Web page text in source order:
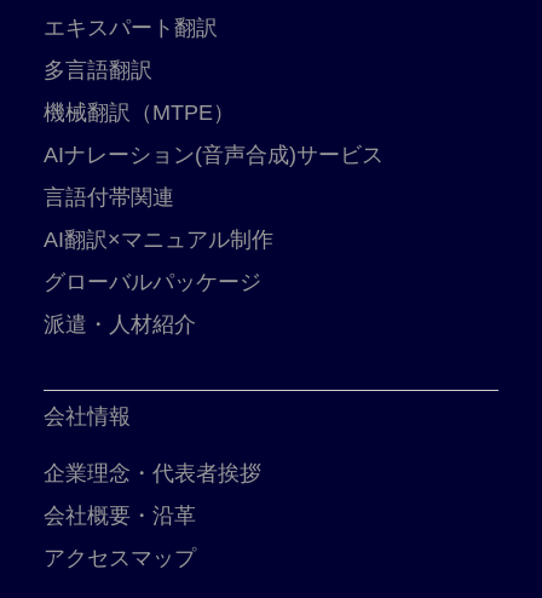
エキスパート翻訳
多言語翻訳
機械翻訳（MTPE）
AIナレーション(音声合成)サービス
言語付帯関連
AI翻訳×マニュアル制作
グローバルパッケージ
派遣・人材紹介
会社情報
企業理念・代表者挨拶
会社概要・沿革
アクセスマップ